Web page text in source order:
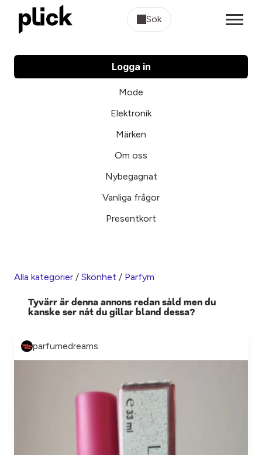
Sök
Logga in
Mode
Elektronik
Märken
Om oss
Nybegagnat
Vanliga frågor
Presentkort
Alla kategorier / Skönhet / Parfym
Tyvärr är denna annons redan såld men du
kanske ser nåt du gillar bland dessa?
parfumedreams